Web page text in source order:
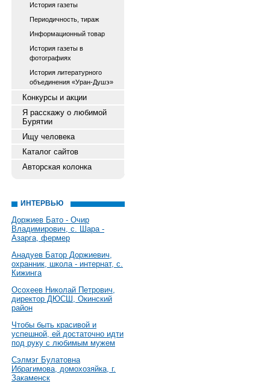
История газеты
Периодичность, тираж
Информационный товар
История газеты в
фотографиях
История литературного
объединения «Уран-Душэ»
Конкурсы и акции
Я расскажу о любимой
Бурятии
Ищу человека
Каталог сайтов
Авторская колонка
ИНТЕРВЬЮ
Доржиев Бато - Очир
Владимирович, с. Шара -
Азарга, фермер
Анадуев Батор Доржиевич,
охранник, школа - интернат, с.
Кижинга
Осохеев Николай Петрович,
директор ДЮСШ, Окинский
район
Чтобы быть красивой и
успешной, ей достаточно идти
под руку с любимым мужем
Сэлмэг Булатовна
Ибрагимова, домохозяйка, г.
Закаменск